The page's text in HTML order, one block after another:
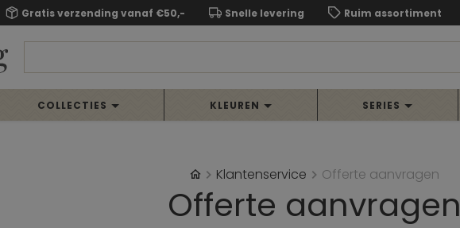
Gratis verzending vanaf €50,- Snelle levering Ruim assortiment
COLLECTIES KLEUREN SERIES
Klantenservice Offerte aanvragen
Offerte aanvragen